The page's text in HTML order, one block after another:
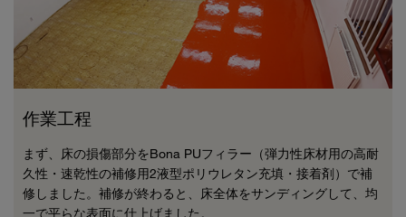
作業工程
まず、床の損傷部分をBona PUフィラー（弾力性床材用の高耐
久性・速乾性の補修用2液型ポリウレタン充填・接着剤）で補
修しました。補修が終わると、床全体をサンディングして、均
一で平らな表面に仕上げました。